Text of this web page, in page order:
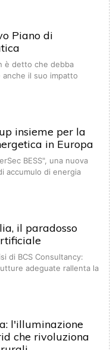
Piano di
è detto che debba
il suo impatto
insieme per la
in Europa
BESS", una nuova
accumulo di energia
il paradosso
di BCS Consultancy:
adeguate rallenta la
l'illuminazione
che rivoluziona